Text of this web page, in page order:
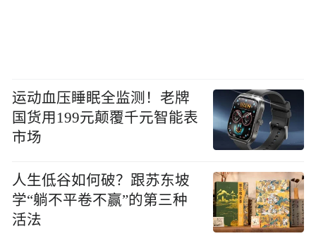
运动血压睡眠全监测！老牌
国货用199元颠覆千元智能表
市场
人生低谷如何破？跟苏东坡
学“躺不平卷不赢”的第三种
活法